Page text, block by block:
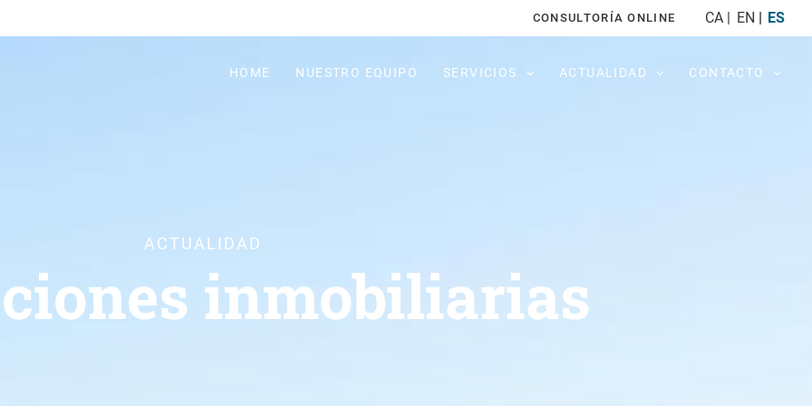
CONSULTORÍA ONLINE CA EN ES
HOME NUESTRO EQUIPO SERVICIOS ACTUALIDAD CONTACTO
ACTUALIDAD
inmobiliarias